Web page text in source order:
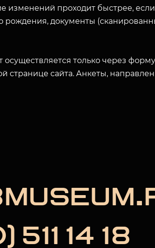
изменений проходит быстрее,
рождения, документы
только через
странице сайта. Анкеты,
14 18